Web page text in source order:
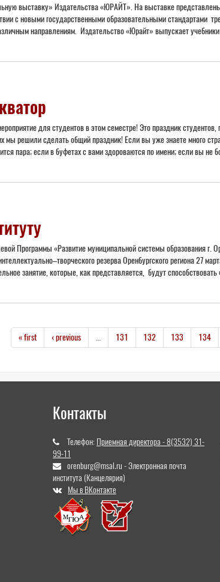
выставку» Издательства «ЮРАЙТ». На выставке
с новыми государственными образовательными стандартами
направлениям. Издательство «Юрайт» выпускает
для студентов в этом семестре! Это праздник
решили сделать общий праздник! Если вы уже знаете много
пара; если в буфетах с вами здороваются по имени; если вы
Программы «Развитие муниципальной системы образования
резерва Оренбургского региона 27
занятие, которые, как представляется, будут
« first ‹ previous … 131 132 133 134
Контакты
Телефон: Приемная директора - 8(3532) 31-
99-11
orenburg@msal.ru - Электронная почта
института (Канцелярия)
Мы в ВКонтакте